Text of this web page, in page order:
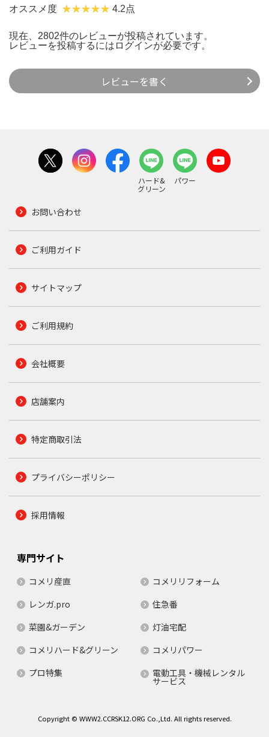
オススメ度 4.2点
現在、2802件のレビューが投稿されています。
レビューを投稿するには ログインが必要です。
レビューを書く
ハード&
グリーン
パワー
お問い合わせ
ご利用ガイド
サイトマップ
ご利用規約
会社概要
店舗案内
特定商取引法
プライバシーポリシー
採用情報
専門サイト
コメリ産直
コメリリフォーム
レンガ.pro
住急番
菜園&ガーデン
灯油宅配
コメリハード&グリーン
コメリパワー
プロ特集
電動工具・機械レンタル
サービス
Copyright © WWW2.CCRSK12.ORG Co.,Ltd. All rights reserved.